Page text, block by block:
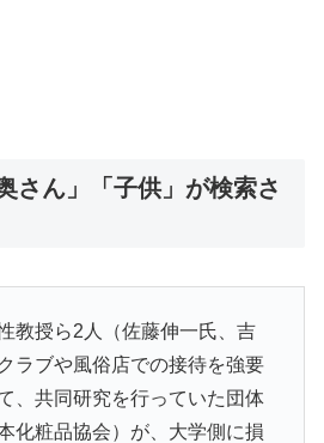
さん」「子供」が検索さ
教授ら2人（佐藤伸一氏、吉
ラブや風俗店での接待を強要
、共同研究を行っていた団体
化粧品協会）が、大学側に損